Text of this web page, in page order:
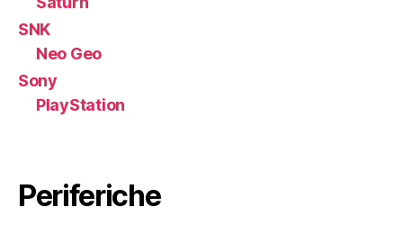
SNK
Neo Geo
Sony
PlayStation
Periferiche